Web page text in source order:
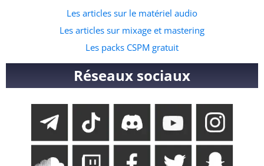
Les articles sur le matériel audio
Les articles sur mixage et mastering
Les packs CSPM gratuit
Réseaux sociaux